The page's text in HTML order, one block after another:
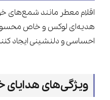
اقلام معطر مانند شمع‌های
هدیه‌ای لوکس و خاص
احساسی و دلنشینی ایجاد
ویژگی‌های هدایای